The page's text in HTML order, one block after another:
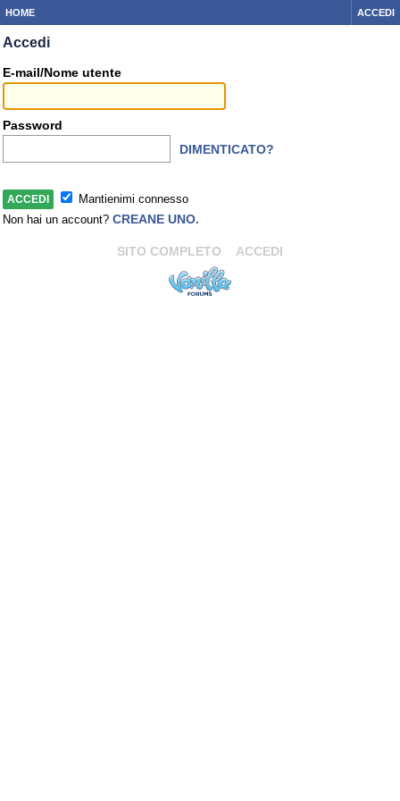
HOME ACCEDI
Accedi
E-mail/Nome utente
Password
DIMENTICATO?
Mantienimi connesso
Non hai un account? CREANE UNO.
SITO COMPLETO ACCEDI